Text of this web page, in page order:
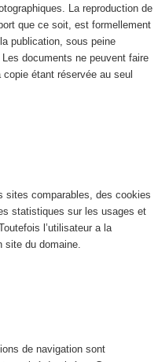
La reproduction de
que ce soit, est formellement
publication, sous peine
documents ne peuvent faire
étant réservée au seul
sites comparables, des cookies
statistiques sur les usages et
l’utilisateur a la
site du domaine.
de navigation sont